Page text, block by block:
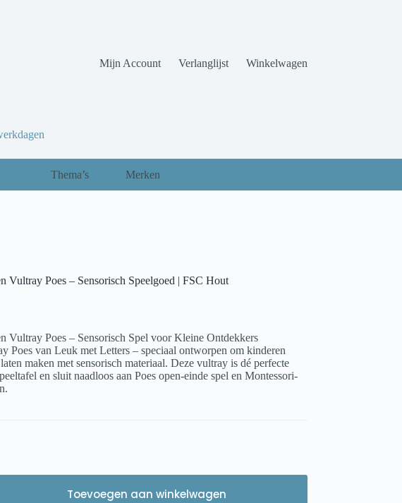
Mijn Account
Verlanglijst Winkelwagen
Thema’s Merken
Vultray Poes – Sensorisch Speelgoed | FSC Hout
Vultray Poes – Sensorisch Spel voor Kleine Ontdekkers
Poes van Leuk met Letters – speciaal ontworpen om kinderen
maken met sensorisch materiaal. Deze vultray is dé perfecte
en sluit naadloos aan Poes open-einde spel en Montessori-
Toevoegen aan winkelwagen